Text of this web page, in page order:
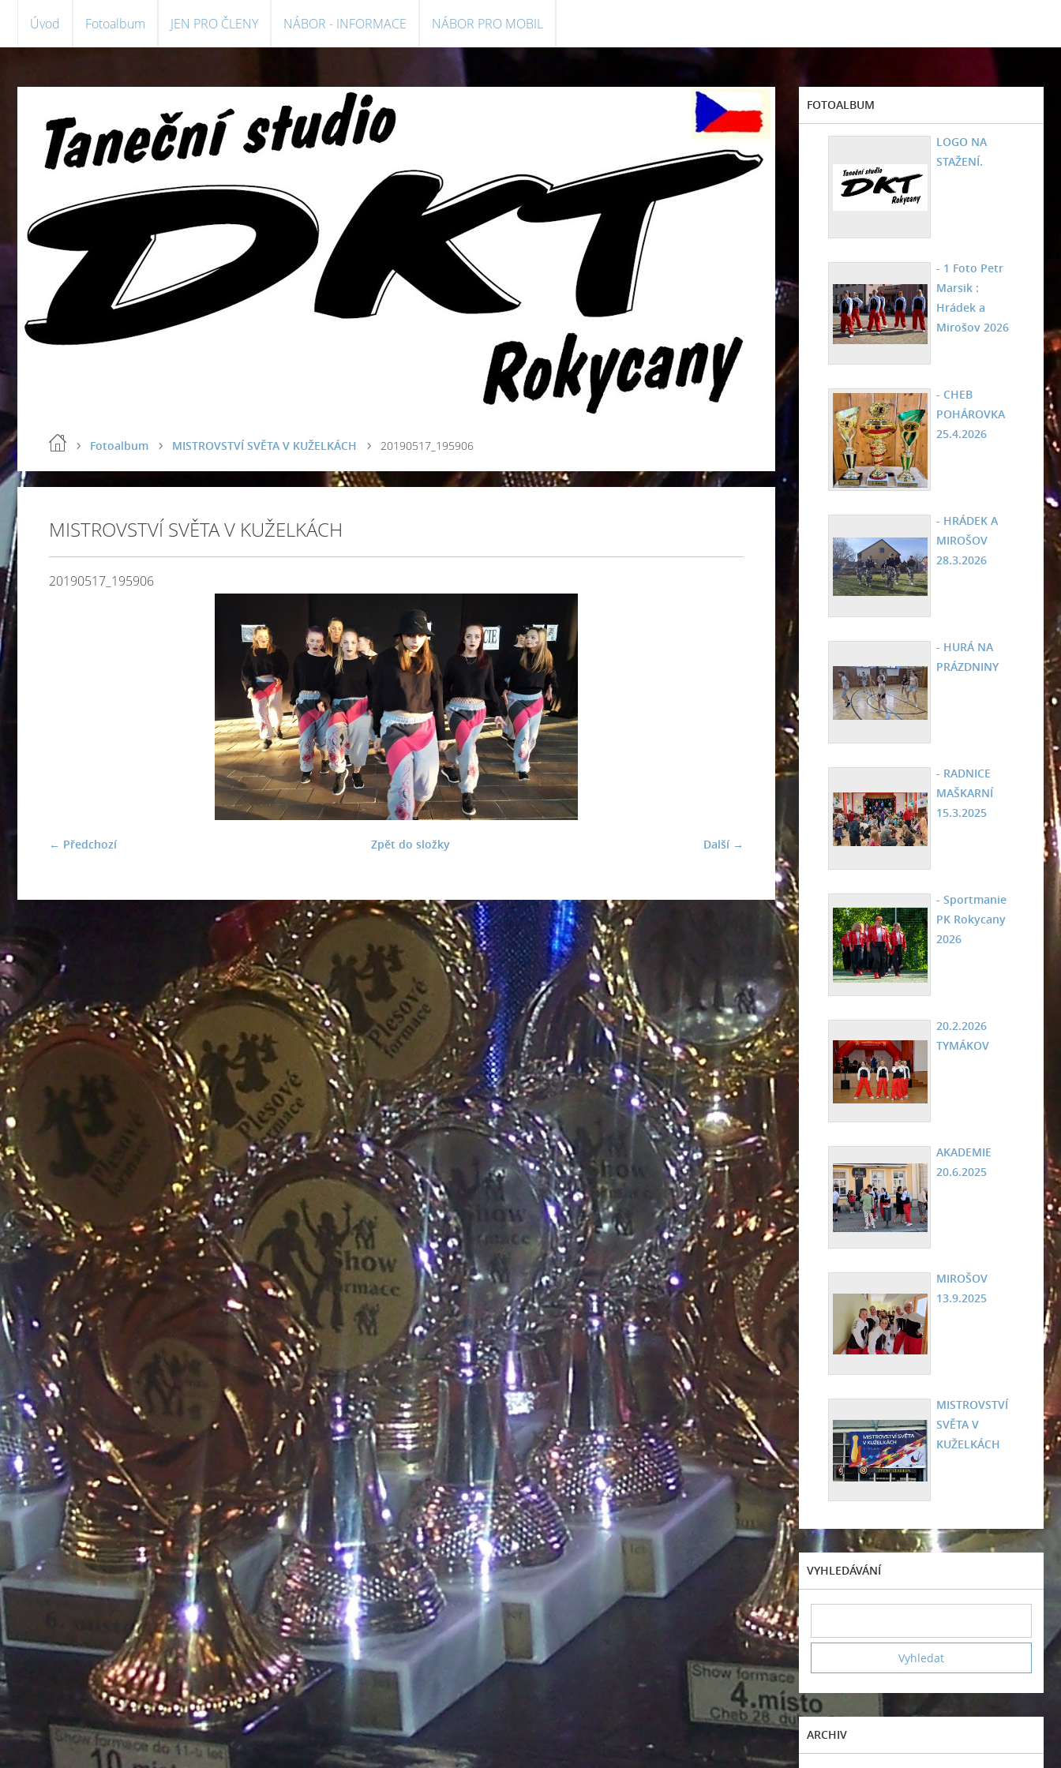
Úvod Fotoalbum JEN PRO ČLENY NÁBOR - INFORMACE NÁBOR PRO MOBIL
Fotoalbum MISTROVSTVÍ SVĚTA V KUŽELKÁCH 20190517_195906
MISTROVSTVÍ SVĚTA V KUŽELKÁCH
20190517_195906
← Předchozí Další →
Zpět do složky
FOTOALBUM
LOGO NA
STAŽENÍ.
- 1 Foto Petr
Marsik :
Hrádek a
Mirošov 2026
- CHEB
POHÁROVKA
25.4.2026
- HRÁDEK A
MIROŠOV
28.3.2026
- HURÁ NA
PRÁZDNINY
- RADNICE
MAŠKARNÍ
15.3.2025
- Sportmanie
PK Rokycany
2026
20.2.2026
TYMÁKOV
AKADEMIE
20.6.2025
MIROŠOV
13.9.2025
MISTROVSTVÍ
SVĚTA V
KUŽELKÁCH
VYHLEDÁVÁNÍ
ARCHIV